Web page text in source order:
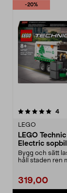
-20%
4
LEGO
LEGO
Electric
år
Bygg och sätt
håll staden ren
319,00
4.5 av 5